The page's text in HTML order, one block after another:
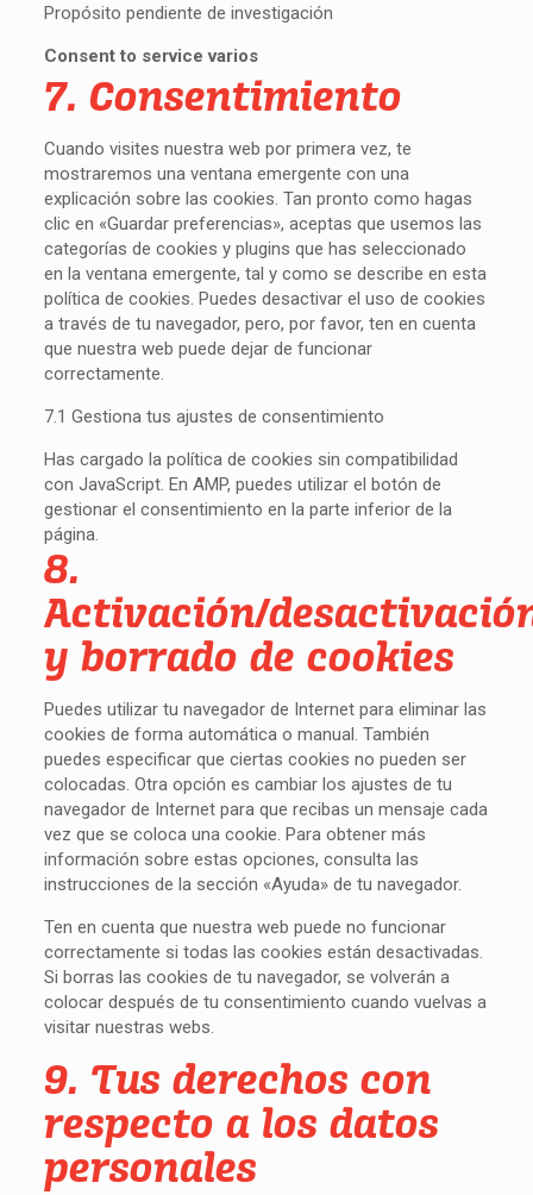
Propósito pendiente de investigación
Consent to service varios
7. Consentimiento
Cuando visites nuestra web por primera vez, te
mostraremos una ventana emergente con una
explicación sobre las cookies. Tan pronto como hagas
clic en «Guardar preferencias», aceptas que usemos las
categorías de cookies y plugins que has seleccionado
en la ventana emergente, tal y como se describe en esta
política de cookies. Puedes desactivar el uso de cookies
a través de tu navegador, pero, por favor, ten en cuenta
que nuestra web puede dejar de funcionar
correctamente.
7.1 Gestiona tus ajustes de consentimiento
Has cargado la política de cookies sin compatibilidad
con JavaScript. En AMP, puedes utilizar el botón de
gestionar el consentimiento en la parte inferior de la
página.
8.
Activación/
y borrado de cookies
Puedes utilizar tu navegador de Internet para eliminar las
cookies de forma automática o manual. También
puedes especificar que ciertas cookies no pueden ser
colocadas. Otra opción es cambiar los ajustes de tu
navegador de Internet para que recibas un mensaje cada
vez que se coloca una cookie. Para obtener más
información sobre estas opciones, consulta las
instrucciones de la sección «Ayuda» de tu navegador.
Ten en cuenta que nuestra web puede no funcionar
correctamente si todas las cookies están desactivadas.
Si borras las cookies de tu navegador, se volverán a
colocar después de tu consentimiento cuando vuelvas a
visitar nuestras webs.
9. Tus derechos con
respecto a los datos
personales